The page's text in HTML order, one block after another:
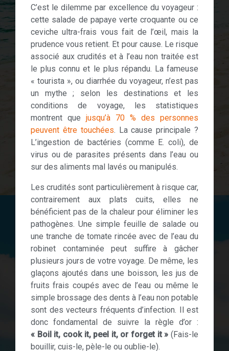
C’est le dilemme par excellence du voyageur :
cette salade de papaye verte croquante ou ce
ceviche ultra-frais vous fait de l’œil, mais la
prudence vous retient. Et pour cause. Le risque
associé aux crudités et à l’eau non traitée est
le plus connu et le plus répandu. La fameuse
« tourista », ou diarrhée du voyageur, n’est pas
un mythe ; selon les destinations et les
conditions de voyage, les statistiques
montrent que jusqu’à 70 % des personnes
peuvent être touchées. La cause principale ?
L’ingestion de bactéries (comme E. coli), de
virus ou de parasites présents dans l’eau ou
sur des aliments mal lavés ou manipulés.
Les crudités sont particulièrement à risque car,
contrairement aux plats cuits, elles ne
bénéficient pas de la chaleur pour éliminer les
pathogènes. Une simple feuille de salade ou
une tranche de tomate rincée avec de l’eau du
robinet contaminée peut suffire à gâcher
plusieurs jours de votre voyage. De même, les
glaçons ajoutés dans une boisson, les jus de
fruits frais coupés avec de l’eau ou même le
simple brossage des dents à l’eau non potable
sont des vecteurs fréquents d’infection. Il est
donc fondamental de suivre la règle d’or :
« Boil it, cook it, peel it, or forget it » (Fais-le
bouillir, cuis-le, pèle-le ou oublie-le).